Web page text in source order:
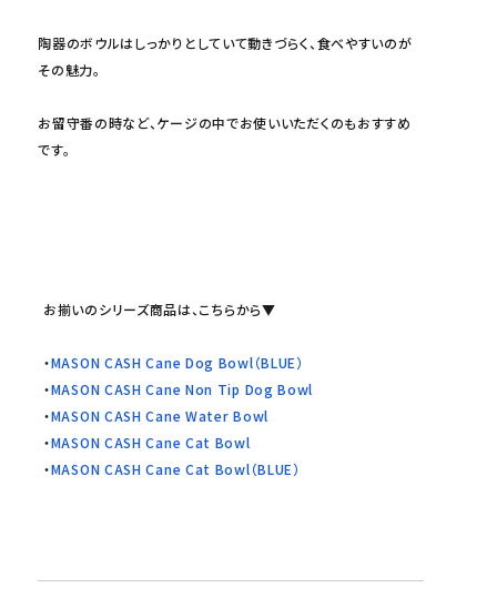
陶器のボウルはしっかりとしていて動きづらく、食べやすいのが
その魅力。
お留守番の時など、ケージの中でお使いいただくのもおすすめ
です。
お揃いのシリーズ商品は、こちらから▼
・MASON CASH Cane Dog Bowl（BLUE）
・MASON CASH Cane Non Tip Dog Bowl
・MASON CASH Cane Water Bowl
・MASON CASH Cane Cat Bowl
・MASON CASH Cane Cat Bowl（BLUE）